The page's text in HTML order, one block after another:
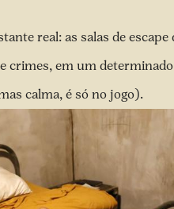
real: as salas de
crimes, em um
calma, é só no jogo).